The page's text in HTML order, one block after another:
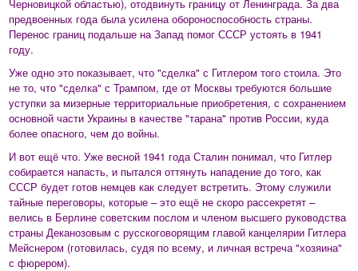
Черновицкой областью), отодвинуть границу от Ленинграда. За два
предвоенных года была усилена обороноспособность страны.
Перенос границ подальше на Запад помог СССР устоять в 1941
году.
Уже одно это показывает, что "сделка" с Гитлером того стоила. Это
не то, что "сделка" с Трампом, где от Москвы требуются большие
уступки за мизерные территориальные приобретения, с сохранением
основной части Украины в качестве "тарана" против России, куда
более опасного, чем до войны.
И вот ещё что. Уже весной 1941 года Сталин понимал, что Гитлер
собирается напасть, и пытался оттянуть нападение до того, как
СССР будет готов немцев как следует встретить. Этому служили
тайные переговоры, которые – это ещё не скоро рассекретят –
велись в Берлине советским послом и членом высшего руководства
страны Деканозовым с русскоговорящим главой канцелярии Гитлера
Мейснером (готовилась, судя по всему, и личная встреча "хозяина"
с фюрером).